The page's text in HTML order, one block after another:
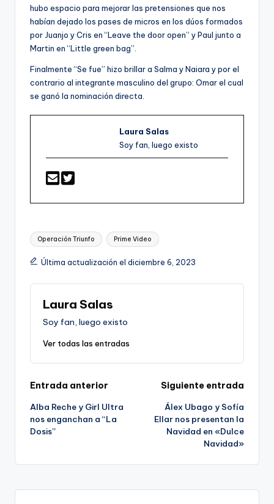
hubo espacio para mejorar las pretensiones que nos
habían dejado los pases de micros en los dúos formados
por Juanjo y Cris en “Leave the door open” y Paul junto a
Martin en “Little green bag”.
Finalmente “Se fue” hizo brillar a Salma y Naiara y por el
contrario al integrante masculino del grupo: Omar el cual
se ganó la nominación directa.
Laura Salas
Soy fan, luego existo
Etiquetas:
Operación Triunfo Prime Video
Última actualización el diciembre 6, 2023
Laura Salas
Soy fan, luego existo
Ver todas las entradas
Navegación
de
entradas
Entrada anterior
Alba Reche y Girl Ultra
nos enganchan a “La
Dosis”
Siguiente entrada
Álex Ubago y Sofía
Ellar nos presentan la
Navidad en «Dulce
Navidad»